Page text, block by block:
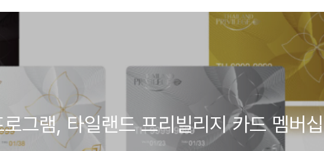
그램, 타일랜드 프리빌리지 카드 멤버십